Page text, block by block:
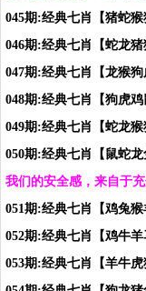
045期:经典七肖【猪蛇
046期:经典七肖【蛇龙
047期:经典七肖【龙猴
048期:经典七肖【狗虎
049期:经典七肖【蛇龙
050期:经典七肖【鼠蛇
我们的安全感，来自于充
051期:经典七肖【鸡兔
052期:经典七肖【鸡牛
053期:经典七肖【羊牛